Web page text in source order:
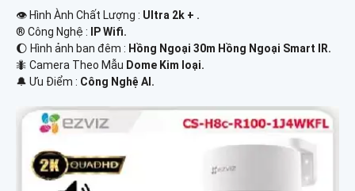
👁 Hình Ành Chất Lượng : Ultra 2k + .
®️ Công Nghệ :
IP Wifi.
🌔 Hình ảnh ban đêm : Hồng Ngoại 30m Hồng Ngoại Smart IR.
🐜 Camera Theo Mẫu Dome Kim loại.
️🔔 Ưu Điểm : Công Nghệ AI.